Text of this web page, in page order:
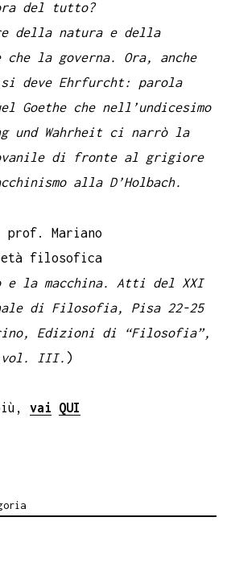
del tutto?
della natura e della
che la governa. Ora, anche
deve Ehrfurcht: parola
Goethe che nell’undicesimo
und Wahrheit ci narrò la
di fronte al grigiore
alla D’Holbach.
Mariano
filosofica
e la macchina. Atti del XXI
di Filosofia, Pisa 22-25
Edizioni di “Filosofia”,
vol. III. )
vai QUI